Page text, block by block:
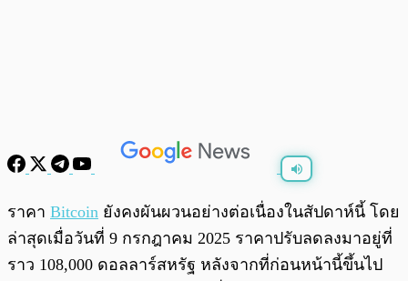
0:00 0:00
ราคา Bitcoin ยังคงผันผวนอย่างต่อเนื่องในสัปดาห์นี้ โดย
ล่าสุดเมื่อวันที่ 9 กรกฎาคม 2025 ราคาปรับลดลงมาอยู่ที่
ราว 108,000 ดอลลาร์สหรัฐ หลังจากที่ก่อนหน้านี้ขึ้นไป